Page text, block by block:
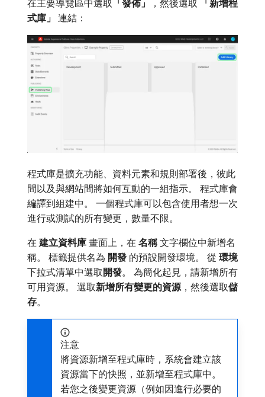
在主要導覽區中選取​ 「發佈」 ，然後選取​
「新增程
式庫」 ​連結：
程式庫是擴充功能、資料元素和規則部署後，彼此
間以及與網站間將如何互動的一組指示。 程式庫會
編譯到組建中。 一個程式庫可以包含使用者想一次
進行或測試的所有變更，數量不限。
在​ 建立資料庫 ​畫面上，在​ 名稱​文字欄位中新增名
稱。 標籤提供名為​ 開發 ​的預設開發環境。 從​ 環境
​下拉式清單中選取​ 開發。 為簡化起見，請新增所有
可用資源。 選取​新增所有變更的資源，然後選取​儲
存。
注意
將資源新增至程式庫時，系統會建立該
資源當下的快照，並新增至程式庫中。
若您之後變更資源（例如因進行必要的